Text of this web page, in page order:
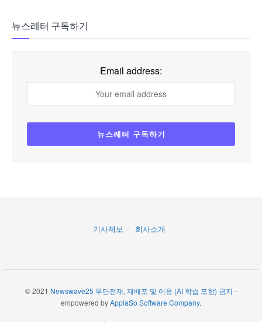
뉴스레터 구독하기
Email address:
기사제보 회사소개
© 2021 Newswave25 무단전재, 재배포 및 이용 (AI 학습 포함) 금지 -
empowered byApplaSo Software Company.